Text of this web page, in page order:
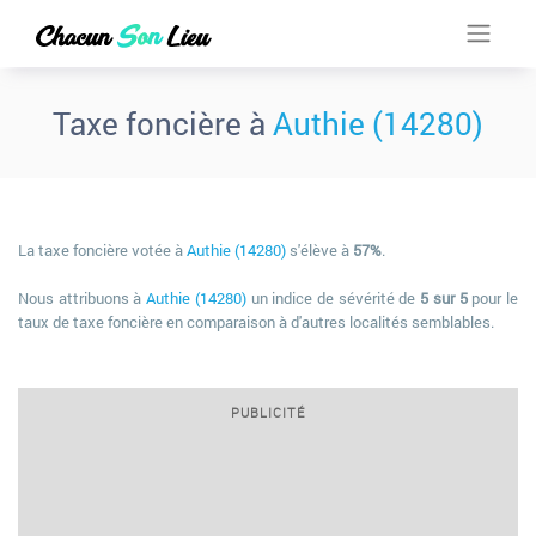
Taxe foncière à Authie (14280)
La taxe foncière votée àAuthie (14280) s'élève à 57%.
Nous attribuons àAuthie (14280)un indice de sévérité de 5 sur 5pour le
taux de taxe foncière en comparaison à d'autres localités semblables.
PUBLICITÉ